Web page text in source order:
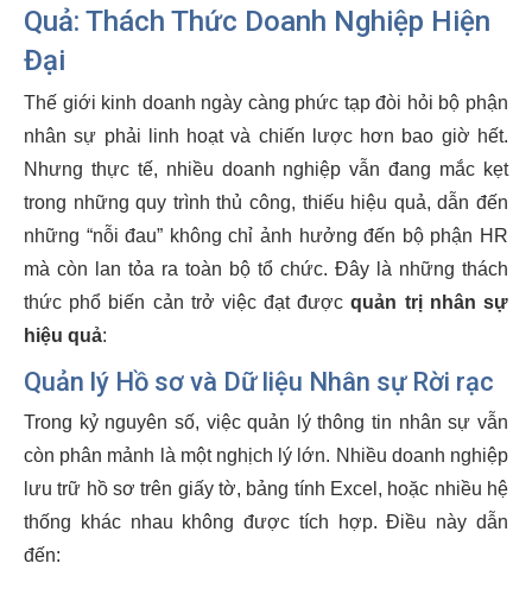
Quả: Thách Thức Doanh Nghiệp Hiện
Đại
Thế giới kinh doanh ngày càng phức tạp đòi hỏi bộ phận
nhân sự phải linh hoạt và chiến lược hơn bao giờ hết.
Nhưng thực tế, nhiều doanh nghiệp vẫn đang mắc kẹt
trong những quy trình thủ công, thiếu hiệu quả, dẫn đến
những “nỗi đau” không chỉ ảnh hưởng đến bộ phận HR
mà còn lan tỏa ra toàn bộ tổ chức. Đây là những thách
thức phổ biến cản trở việc đạt đượcquản trị nhân sự
hiệu quả:
Quản lý Hồ sơ và Dữ liệu Nhân sự Rời rạc
Trong kỷ nguyên số, việc quản lý thông tin nhân sự vẫn
còn phân mảnh là một nghịch lý lớn. Nhiều doanh nghiệp
lưu trữ hồ sơ trên giấy tờ, bảng tính Excel, hoặc nhiều hệ
thống khác nhau không được tích hợp. Điều này dẫn
đến: